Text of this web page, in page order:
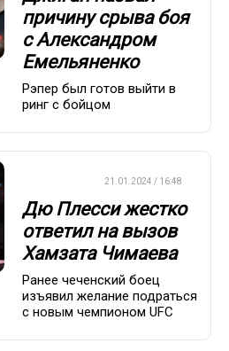
причину срыва боя
с Александром
Емельяненко
Рэпер был готов выйти в
ринг с бойцом
21.01.2024 / 16:48
Дю Плесси жестко
ответил на вызов
Хамзата Чимаева
Ранее чеченский боец
изъявил желание подраться
с новым чемпионом UFC